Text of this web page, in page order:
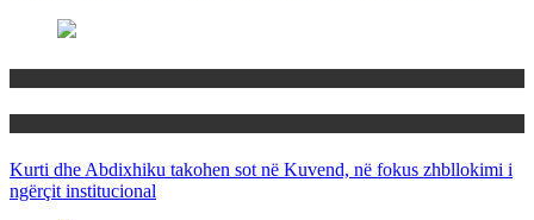
Kurti dhe Abdixhiku takohen sot në Kuvend, në fokus zhbllokimi i
ngërçit institucional